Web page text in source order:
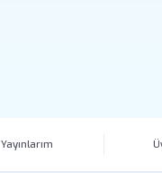
Yayınlarım